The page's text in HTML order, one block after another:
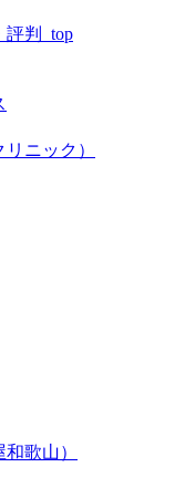
評判_top
ニック）
歌山）